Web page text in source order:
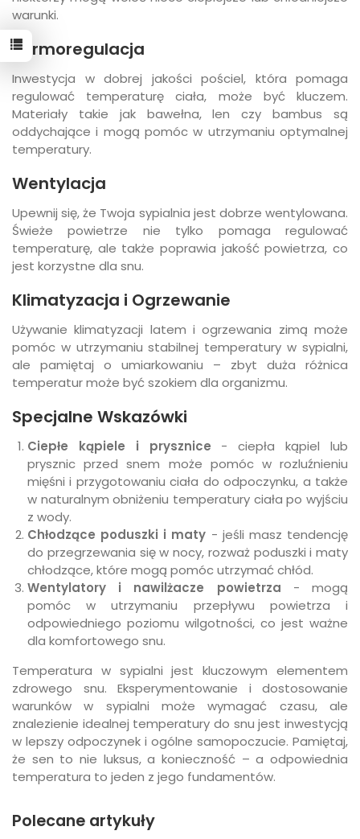
warunki.
Termoregulacja
Inwestycja w dobrej jakości pościel, która pomaga
regulować temperaturę ciała, może być kluczem.
Materiały takie jak bawełna, len czy bambus są
oddychające i mogą pomóc w utrzymaniu optymalnej
temperatury.
Wentylacja
Upewnij się, że Twoja sypialnia jest dobrze wentylowana.
Świeże powietrze nie tylko pomaga regulować
temperaturę, ale także poprawia jakość powietrza, co
jest korzystne dla snu.
Klimatyzacja i Ogrzewanie
Używanie klimatyzacji latem i ogrzewania zimą może
pomóc w utrzymaniu stabilnej temperatury w sypialni,
ale pamiętaj o umiarkowaniu – zbyt duża różnica
temperatur może być szokiem dla organizmu.
Specjalne Wskazówki
Ciepłe kąpiele i prysznice - ciepła kąpiel lub
prysznic przed snem może pomóc w rozluźnieniu
mięśni i przygotowaniu ciała do odpoczynku, a także
w naturalnym obniżeniu temperatury ciała po wyjściu
z wody.
Chłodzące poduszki i maty - jeśli masz tendencję
do przegrzewania się w nocy, rozważ poduszki i maty
chłodzące, które mogą pomóc utrzymać chłód.
Wentylatory i nawilżacze powietrza - mogą
pomóc w utrzymaniu przepływu powietrza i
odpowiedniego poziomu wilgotności, co jest ważne
dla komfortowego snu.
Temperatura w sypialni jest kluczowym elementem
zdrowego snu. Eksperymentowanie i dostosowanie
warunków w sypialni może wymagać czasu, ale
znalezienie idealnej temperatury do snu jest inwestycją
w lepszy odpoczynek i ogólne samopoczucie. Pamiętaj,
że sen to nie luksus, a konieczność – a odpowiednia
temperatura to jeden z jego fundamentów.
Polecane artykuły